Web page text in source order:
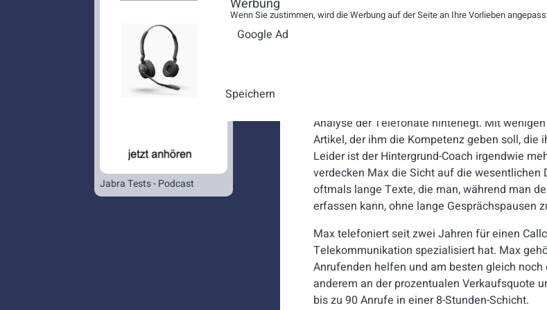
Lässt Max zu lange klingeln, wirkt sich das
unangenehme Maßregelungs-Gespräche zur
der Zentrale arbeiten und verliert temporär
unbekannter Anrufer,
Dieser virtuelle
darauf aufmerksam machen, was Max noch
Datenbasis wird vom Teamleiter gepflegt.
Analyse der Telefonate hinterlegt. Mit
Artikel, der ihm die Kompetenz geben soll, die
Leider ist der Hintergrund-Coach irgendwie
verdecken Max die Sicht auf die
oftmals lange Texte, die man, während man
erfassen kann, ohne lange Gesprächspausen
Max telefoniert seit zwei Jahren für einen
Telekommunikation spezialisiert hat. Max
Anrufenden helfen und am besten gleich
anderem an der prozentualen Verkaufsquote
bis zu 90 Anrufe in einer 8-Stunden-Schicht.
Jabra Tests - Podcast
Werbung
Wenn Sie zustimmen, wird die Werbung auf der Seite an Ihre Vorlieben
Google Ad
Speichern